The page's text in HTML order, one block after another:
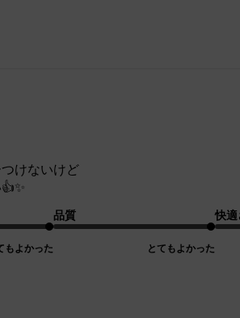
けないけど
もよかった
品質
とてもよかった
快適